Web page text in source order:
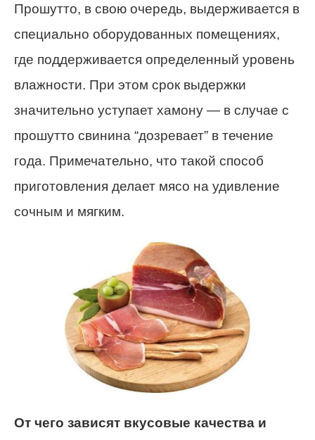
Прошутто, в свою очередь, выдерживается в
специально оборудованных помещениях,
где поддерживается определенный уровень
влажности. При этом срок выдержки
значительно уступает хамону — в случае с
прошутто свинина “дозревает” в течение
года. Примечательно, что такой способ
приготовления делает мясо на удивление
сочным и мягким.
От чего зависят вкусовые качества и